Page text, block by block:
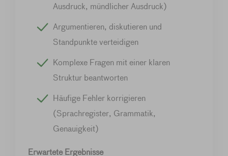
Ausdruck, mündlicher Ausdruck)
Argumentieren, diskutieren und
Standpunkte verteidigen
Komplexe Fragen mit einer klaren
Struktur beantworten
Häufige Fehler korrigieren
(Sprachregister, Grammatik,
Genauigkeit)
Erwartete Ergebnisse